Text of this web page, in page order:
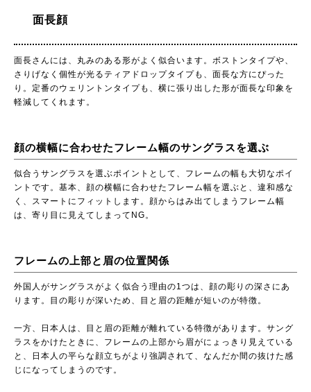
面長顔
面長さんには、丸みのある形がよく似合います。ボストンタイプや、
さりげなく個性が光るティアドロップタイプも、面長な方にぴった
り。定番のウェリントンタイプも、横に張り出した形が面長な印象を
軽減してくれます。
顔の横幅に合わせたフレーム幅のサングラスを選ぶ
似合うサングラスを選ぶポイントとして、フレームの幅も大切なポイ
ントです。基本、顔の横幅に合わせたフレーム幅を選ぶと、違和感な
く、スマートにフィットします。顔からはみ出てしまうフレーム幅
は、寄り目に見えてしまってNG。
フレームの上部と眉の位置関係
外国人がサングラスがよく似合う理由の1つは、顔の彫りの深さにあ
ります。目の彫りが深いため、目と眉の距離が短いのが特徴。
一方、日本人は、目と眉の距離が離れている特徴があります。サング
ラスをかけたときに、フレームの上部から眉がにょっきり見えている
と、日本人の平らな顔立ちがより強調されて、なんだか間の抜けた感
じになってしまうのです。